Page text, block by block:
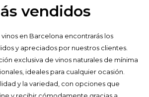
vendidos
en Barcelona encontrarás los
y apreciados por nuestros clientes.
exclusiva de vinos naturales de mínima
ideales para cualquier ocasión.
y la variedad, con opciones que
y recibir cómodamente gracias a